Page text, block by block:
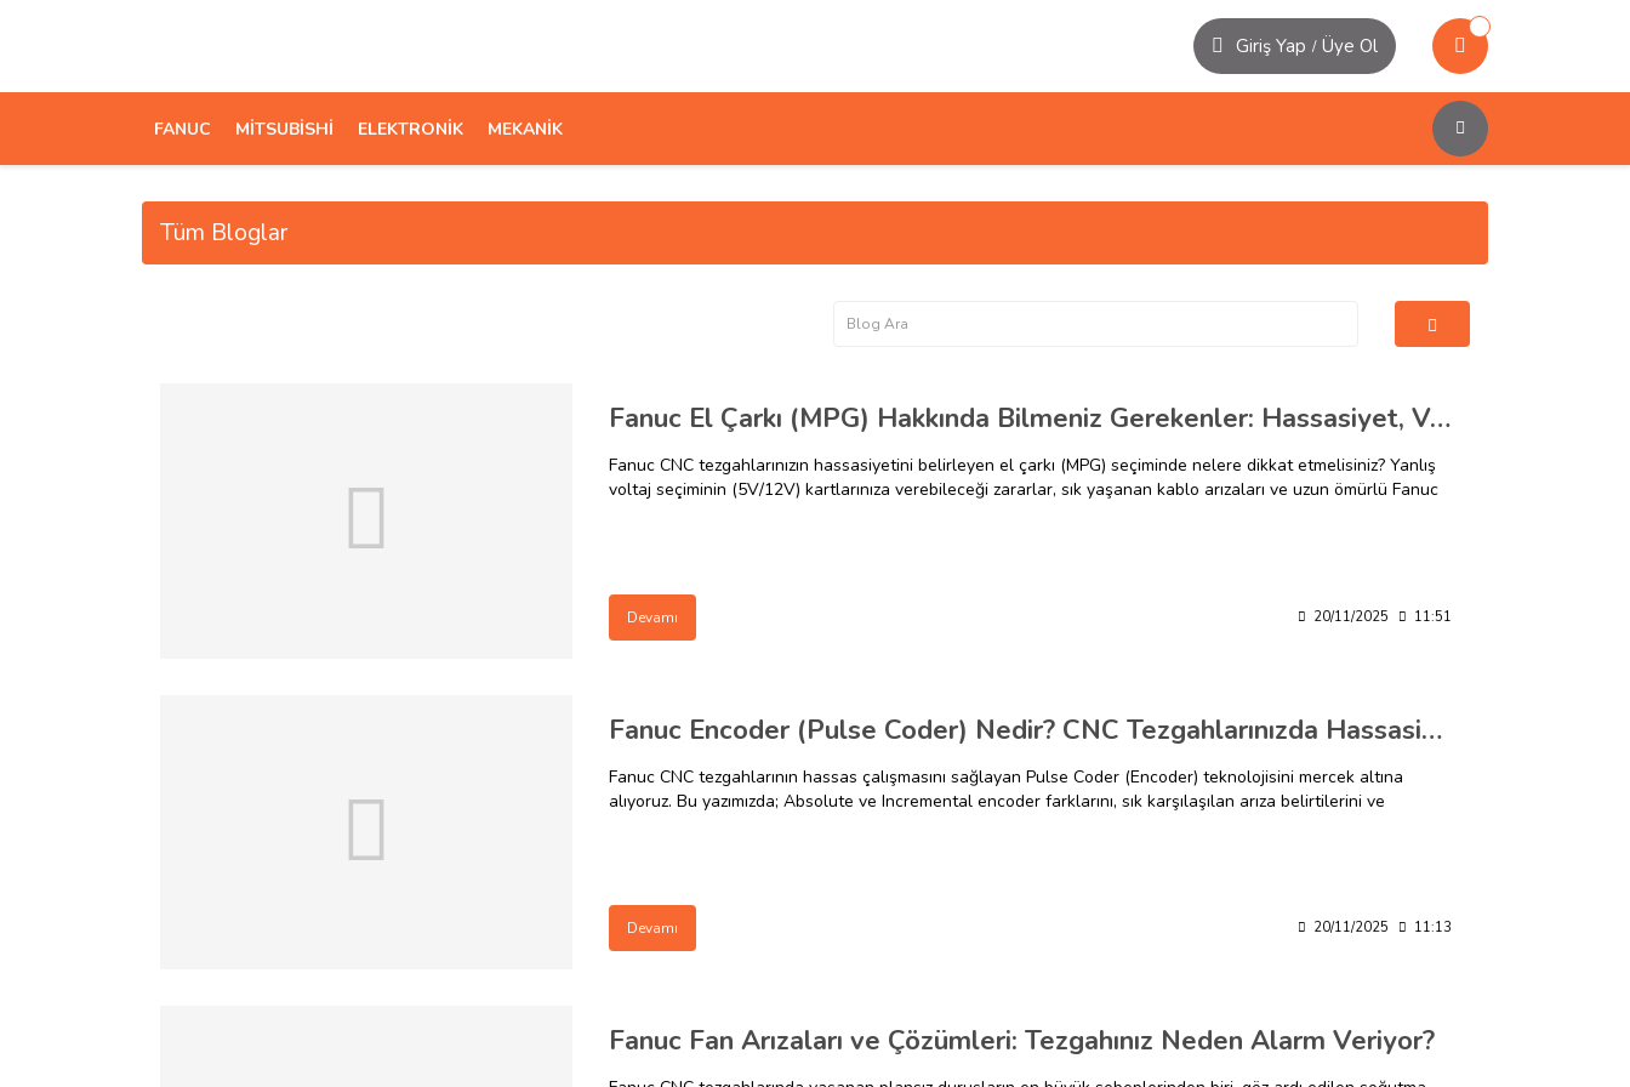
Giriş Yap / Üye Ol
FANUC MİTSUBİSHİ ELEKTRONİK MEKANİK
Tüm Bloglar
Fanuc El Çarkı (MPG) Hakkında Bilmeniz Gerekenler: Hassasiyet, Voltaj ve Doğru Tercih
Fanuc CNC tezgahlarınızın hassasiyetini belirleyen el çarkı (MPG) seçiminde nelere dikkat etmelisiniz? Yanlış
voltaj seçiminin (5V/12V) kartlarınıza verebileceği zararlar, sık yaşanan kablo arızaları ve uzun ömürlü Fanuc
Devamı 20/11/2025 11:51
Fanuc Encoder (Pulse Coder) Nedir? CNC Tezgahlarınızda Hassasiyetin Anahtarı ve Arıza Belirtileri
Fanuc CNC tezgahlarının hassas çalışmasını sağlayan Pulse Coder (Encoder) teknolojisini mercek altına
alıyoruz. Bu yazımızda; Absolute ve Incremental encoder farklarını, sık karşılaşılan arıza belirtilerini ve
Devamı 20/11/2025 11:13
Fanuc Fan Arızaları ve Çözümleri: Tezgahınız Neden Alarm Veriyor?